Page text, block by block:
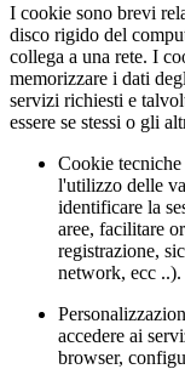
I cookie sono brevi
disco rigido del
collega a una rete. I
memorizzare i dati
servizi richiesti e
essere se stessi o gli
Cookie
l'utilizzo delle
identificare la
aree, facilitare
registrazione,
network, ecc ..).
accedere ai
browser,